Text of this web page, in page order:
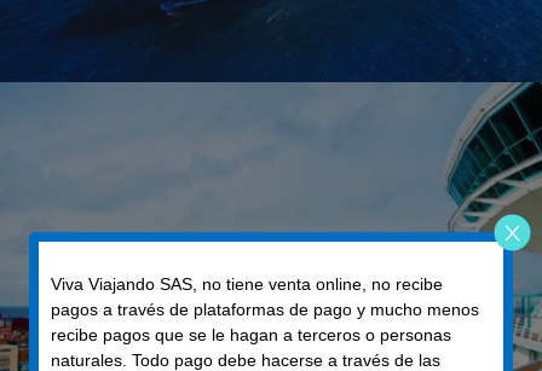
Viva Viajando SAS, no tiene venta online, no recibe
pagos a través de plataformas de pago y mucho menos
recibe pagos que se le hagan a terceros o personas
naturales. Todo pago debe hacerse a través de las